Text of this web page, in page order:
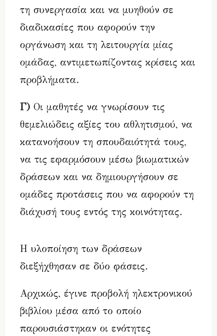
τη συνεργασία και να μυηθούν σε
διαδικασίες που αφορούν την
οργάνωση και τη λειτουργία μίας
ομάδας, αντιμετωπίζοντας κρίσεις και
προβλήματα.
Γ) Οι μαθητές να γνωρίσουν τις
θεμελιώδεις αξίες του αθλητισμού, να
κατανοήσουν τη σπουδαιότητά τους,
να τις εφαρμόσουν μέσω βιωματικών
δράσεων και να δημιουργήσουν σε
ομάδες προτάσεις που να αφορούν τη
διάχυσή τους εντός της κοινότητας.
Η υλοποίηση των δράσεων
διεξήχθησαν σε δύο φάσεις.
Αρχικώς, έγινε προβολή ηλεκτρονικού
βιβλίου μέσα από το οποίο
παρουσιάστηκαν οι ενότητες